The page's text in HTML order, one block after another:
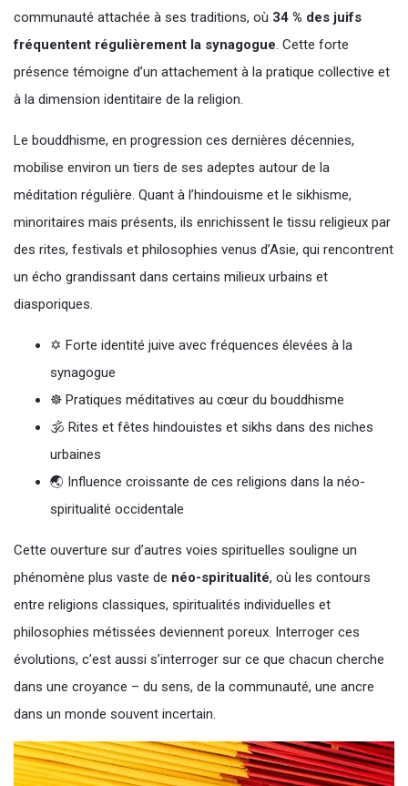
communauté attachée à ses traditions, où 34 % des juifs
fréquentent régulièrement la synagogue. Cette forte
présence témoigne d’un attachement à la pratique collective et
à la dimension identitaire de la religion.
Le bouddhisme, en progression ces dernières décennies,
mobilise environ un tiers de ses adeptes autour de la
méditation régulière. Quant à l’hindouisme et le sikhisme,
minoritaires mais présents, ils enrichissent le tissu religieux par
des rites, festivals et philosophies venus d’Asie, qui rencontrent
un écho grandissant dans certains milieux urbains et
diasporiques.
✡️ Forte identité juive avec fréquences élevées à la
synagogue
☸️ Pratiques méditatives au cœur du bouddhisme
🕉 Rites et fêtes hindouistes et sikhs dans des niches
urbaines
🌏 Influence croissante de ces religions dans la néo-
spiritualité occidentale
Cette ouverture sur d’autres voies spirituelles souligne un
phénomène plus vaste de néo-spiritualité, où les contours
entre religions classiques, spiritualités individuelles et
philosophies métissées deviennent poreux. Interroger ces
évolutions, c’est aussi s’interroger sur ce que chacun cherche
dans une croyance – du sens, de la communauté, une ancre
dans un monde souvent incertain.